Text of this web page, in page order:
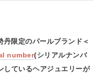
限定のパールブランド＜
number(シリアルナンバ
しているヘアジュエリーが